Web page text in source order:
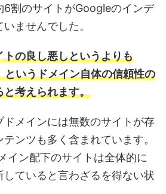
6割のサイトがGoogleのインデ
ませんでした。
の良し悪しというよりも
いうドメイン自体の信頼性の
と考えられます。
メインには無数のサイトが存
ンツも多く含まれています。
イン配下のサイトは全体的に
ていると言わざるを得ない状